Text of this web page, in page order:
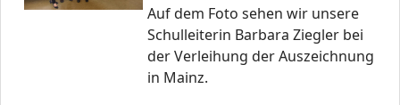
Auf dem Foto sehen wir unsere
Schulleiterin Barbara Ziegler bei
der Verleihung der Auszeichnung
in Mainz.